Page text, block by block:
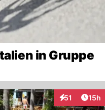
in Gruppe
51
Interaktionen
15h